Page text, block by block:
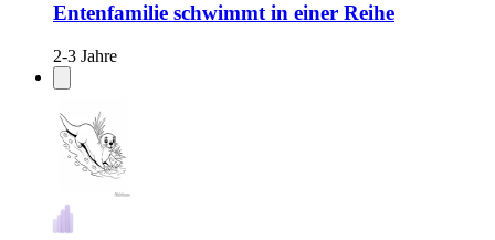
Entenfamilie schwimmt in einer Reihe
2-3 Jahre